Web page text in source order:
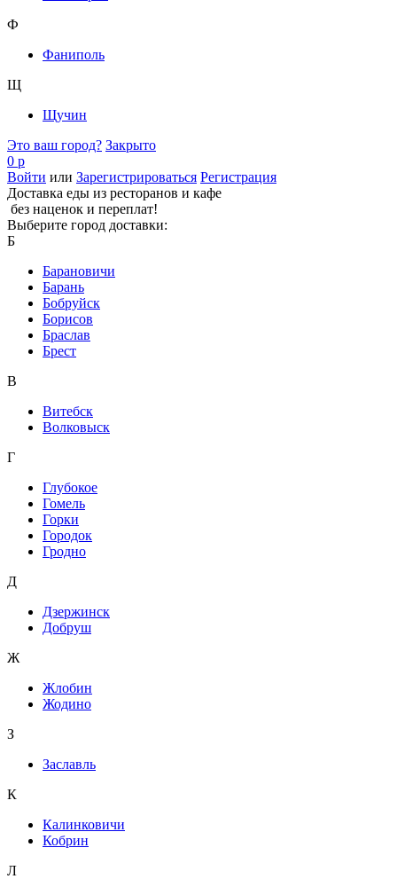
Ф
Фаниполь
Щ
Щучин
Это ваш город? Закрыто
0 р
Войти или Зарегистрироваться Регистрация
Доставка еды из ресторанов и кафе
без наценок и переплат!
Выберите город доставки:
Б
Барановичи
Барань
Бобруйск
Борисов
Браслав
Брест
В
Витебск
Волковыск
Г
Глубокое
Гомель
Горки
Городок
Гродно
Д
Дзержинск
Добруш
Ж
Жлобин
Жодино
З
Заславль
К
Калинковичи
Кобрин
Л